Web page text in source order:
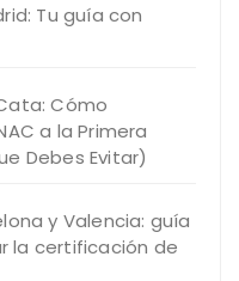
Tu guía con
Cómo
a la Primera
Debes Evitar)
y Valencia: guía
la certificación de